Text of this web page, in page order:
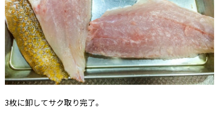
3枚に卸してサク取り完了。